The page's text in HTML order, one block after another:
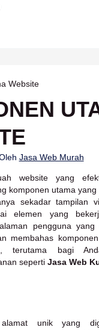
Jasa Web Murah
website yang
komponen utama yang
sekadar tampilan
elemen yang
pengguna
membahas
terutama bagi
seperti Jasa Web
unik yang